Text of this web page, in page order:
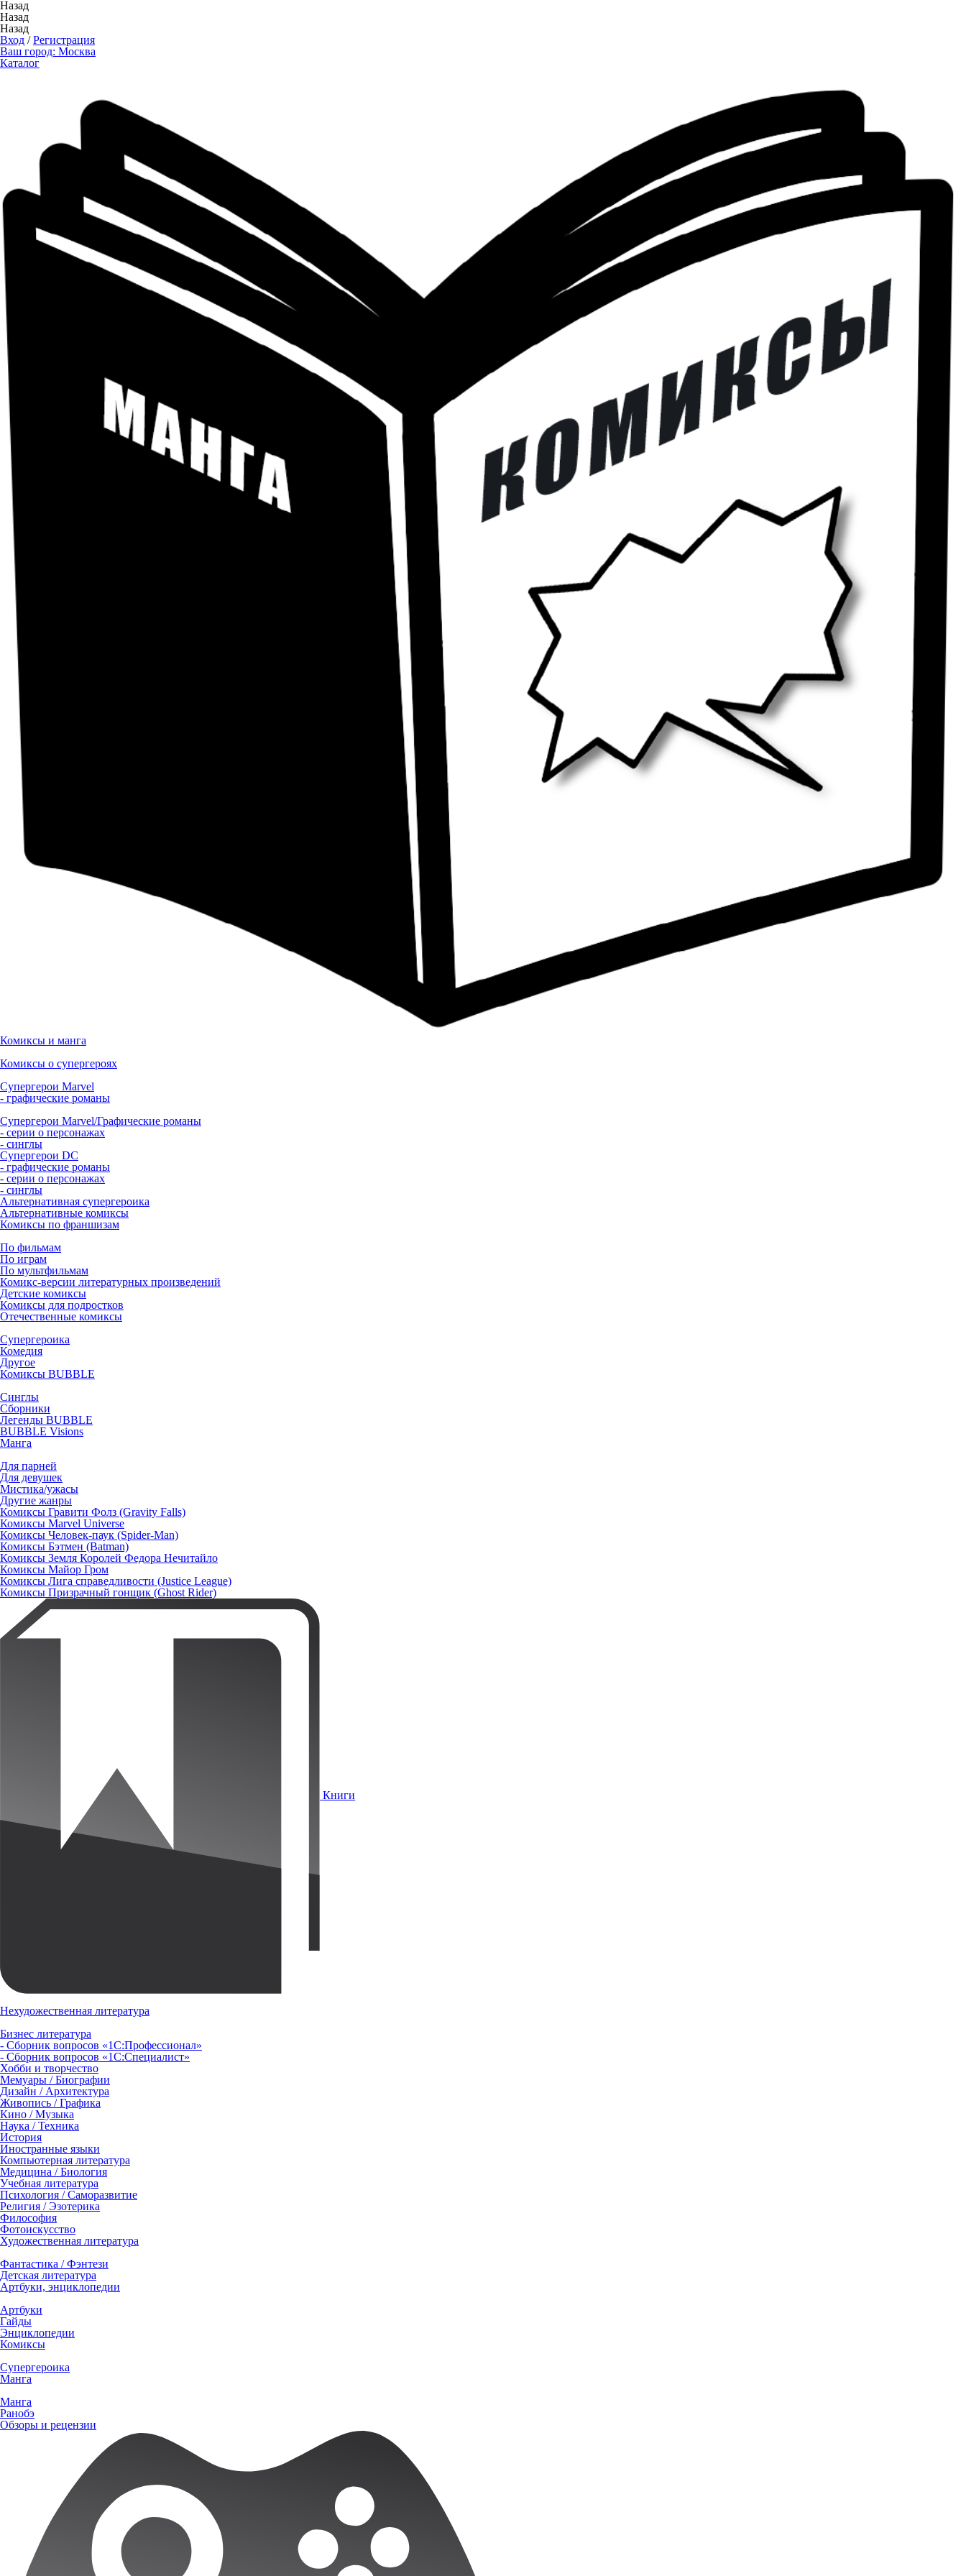
Назад
Назад
Назад
Вход /Регистрация
Ваш город: Москва
Каталог
Комиксы и манга
Комиксы о супергероях
Супергерои Marvel
- графические романы
Супергерои Marvel/Графические романы
- серии о персонажах
- синглы
Супергерои DC
- графические романы
- серии о персонажах
- синглы
Альтернативная супергероика
Альтернативные комиксы
Комиксы по франшизам
По фильмам
По играм
По мультфильмам
Комикс-версии литературных произведений
Детские комиксы
Комиксы для подростков
Отечественные комиксы
Супергероика
Комедия
Другое
Комиксы BUBBLE
Синглы
Сборники
Легенды BUBBLE
BUBBLE Visions
Манга
Для парней
Для девушек
Мистика/ужасы
Другие жанры
Комиксы Гравити Фолз (Gravity Falls)
Комиксы Marvel Universe
Комиксы Человек-паук (Spider-Man)
Комиксы Бэтмен (Batman)
Комиксы Земля Королей Федора Нечитайло
Комиксы Майор Гром
Комиксы Лига справедливости (Justice League)
Комиксы Призрачный гонщик (Ghost Rider)
Книги
Нехудожественная литература
Бизнес литература
- Сборник вопросов «1С:Профессионал»
- Сборник вопросов «1С:Специалист»
Хобби и творчество
Мемуары / Биографии
Дизайн / Архитектура
Живопись / Графика
Кино / Музыка
Наука / Техника
История
Иностранные языки
Компьютерная литература
Медицина / Биология
Учебная литература
Психология / Саморазвитие
Религия / Эзотерика
Философия
Фотоискусство
Художественная литература
Фантастика / Фэнтези
Детская литература
Артбуки, энциклопедии
Артбуки
Гайды
Энциклопедии
Комиксы
Супергероика
Манга
Манга
Ранобэ
Обзоры и рецензии